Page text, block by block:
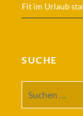
Fit im Urlaub
SUCHE
nach: